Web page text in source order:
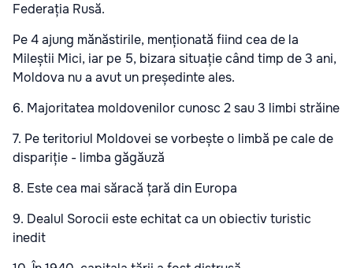
Federația Rusă.
Pe 4 ajung mănăstirile, menționată fiind cea de la
Mileștii Mici, iar pe 5, bizara situație când timp de 3 ani,
Moldova nu a avut un președinte ales.
6. Majoritatea moldovenilor cunosc 2 sau 3 limbi străine
7. Pe teritoriul Moldovei se vorbește o limbă pe cale de
dispariție - limba găgăuză
8. Este cea mai săracă țară din Europa
9. Dealul Sorocii este echitat ca un obiectiv turistic
inedit